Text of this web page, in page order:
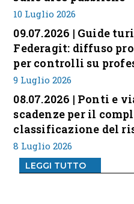
10 Luglio 2026
09.07.2026 | Guide
Federagit: diffuso
per controlli su
9 Luglio 2026
08.07.2026 | Ponti e
scadenze per il
classificazione del
8 Luglio 2026
LEGGI TUTTO